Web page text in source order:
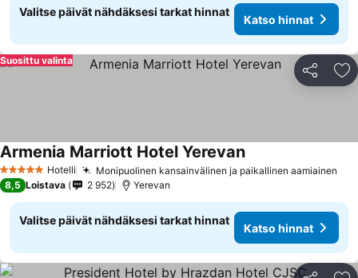
Valitse päivät nähdäksesi tarkat hinnat
Katso hinnat
Jaa
Suosittu valinta
5 Tähtiluokitus
Hotelli Monipuolinen kansainvälinen ja paikallinen aamiainen
Armenia Marriott Hotel YerevanKatso hinnat
8,5 Loistava 2 952 Yerevan
Valitse päivät nähdäksesi tarkat hinnat
Katso hinnat